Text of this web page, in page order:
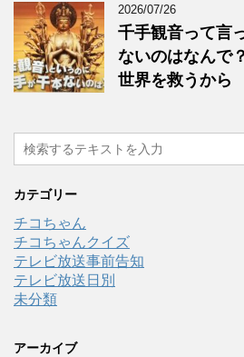
2026/07/26
千手観音って言
ないのはなんで
世界を救うから
カテゴリー
チコちゃん
チコちゃんクイズ
テレビ放送事前告知
テレビ放送日別
未分類
アーカイブ